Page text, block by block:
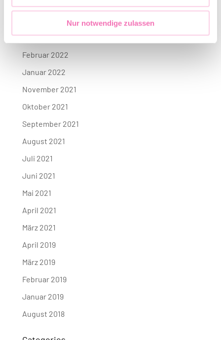
Nur notwendige zulassen
März 2022
Februar 2022
Januar 2022
November 2021
Oktober 2021
September 2021
August 2021
Juli 2021
Juni 2021
Mai 2021
April 2021
März 2021
April 2019
März 2019
Februar 2019
Januar 2019
August 2018